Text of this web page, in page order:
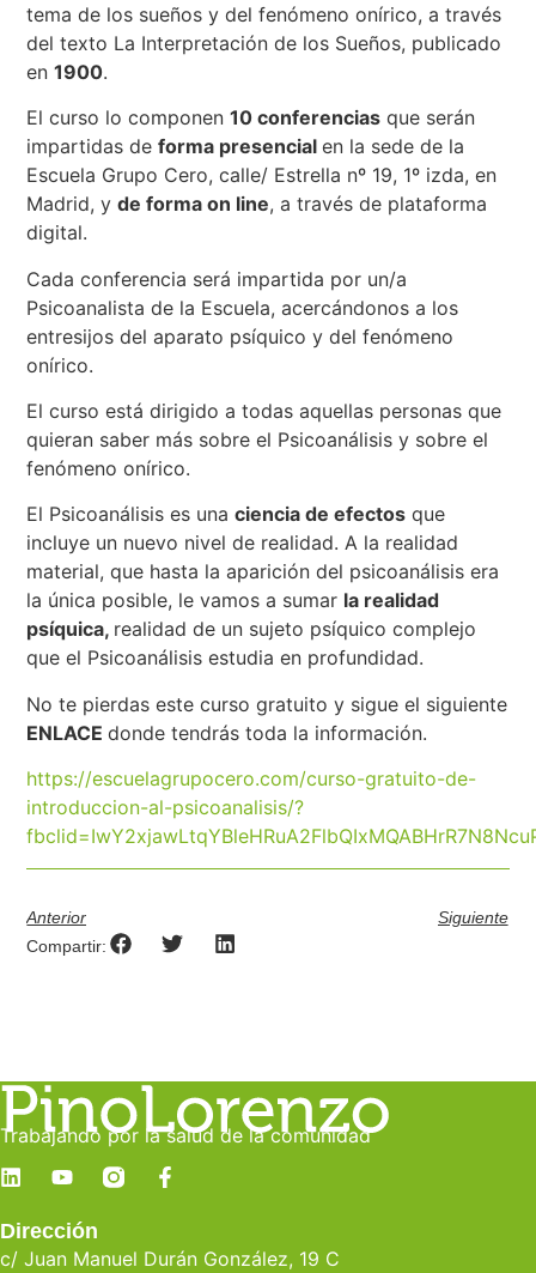
tema de los sueños y del fenómeno onírico, a través
del texto La Interpretación de los Sueños, publicado
en1900.
El curso lo componen10 conferencias que serán
impartidas deforma presencialen la sede de la
Escuela Grupo Cero, calle/ Estrella nº 19, 1º izda, en
Madrid, yde forma on line, a través de plataforma
digital.
Cada conferencia será impartida por un/a
Psicoanalista de la Escuela, acercándonos a los
entresijos del aparato psíquico y del fenómeno
onírico.
El curso está dirigido a todas aquellas personas que
quieran saber más sobre el Psicoanálisis y sobre el
fenómeno onírico.
El Psicoanálisis es unaciencia de efectos que
incluye un nuevo nivel de realidad. A la realidad
material, que hasta la aparición del psicoanálisis era
la única posible, le vamos a sumar la realidad
psíquica, realidad de un sujeto psíquico complejo
que el Psicoanálisis estudia en profundidad.
No te pierdas este curso gratuito y sigue el siguiente
ENLACEdonde tendrás toda la información.
https://escuelagrupocero.com/curso-gratuito-de-
introduccion-al-psicoanalisis/?
Anterior
Siguiente
Compartir:
Trabajando por la salud de la comunidad
Dirección
c/ Juan Manuel Durán González, 19 C